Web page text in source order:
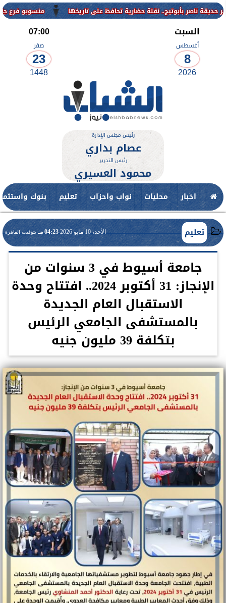
منسوبو فرع جامعة الأزهر
السبت
أغسطس
8
2026
07:00
صفر
23
1448
رئيس مجلس الإدارة
عصام بداري
رئيس التحرير
محمود العسيري
اخبار محليات نواب واحزاب تعليم بنوك
تعليم الأحد، 10 مايو 2026 04:23 مـ بتوقيت القاهرة
جامعة أسيوط في 3 سنوات من
الإنجاز: 31 أكتوبر 2024.. افتتاح وحدة
الاستقبال العام الجديدة
بالمستشفى الجامعي الرئيس
بتكلفة 39 مليون جنيه